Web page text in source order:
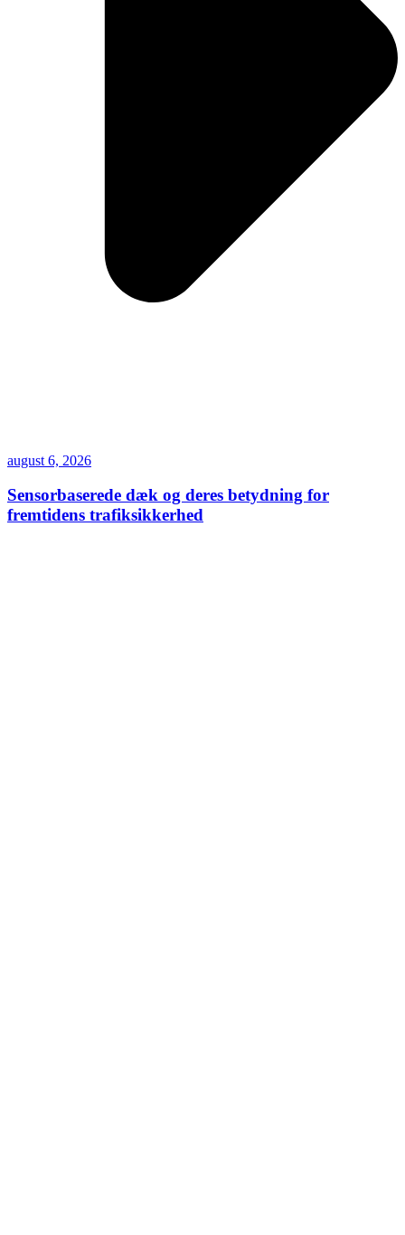
august 6, 2026
Sensorbaserede dæk og deres betydning for
fremtidens trafiksikkerhed